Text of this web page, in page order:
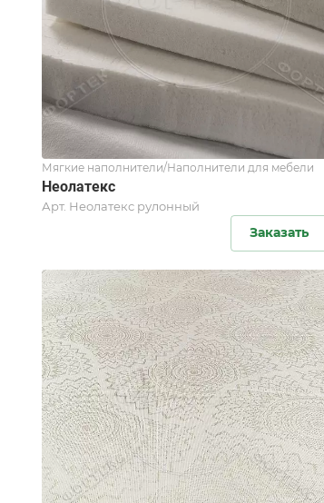
Мягкие наполнители/Наполнители для мебели
Неолатекс
Арт. Неолатекс рулонный
Заказать